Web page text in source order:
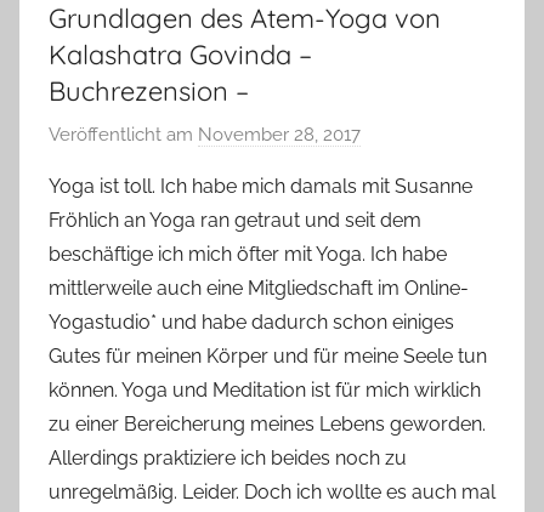
Grundlagen des Atem-Yoga von
Kalashatra Govinda –
Buchrezension –
Veröffentlicht am November 28, 2017
n
Y
v
o
n
n
e
Yoga ist toll. Ich habe mich damals mit Susanne
Fröhlich an Yoga ran getraut und seit dem
beschäftige ich mich öfter mit Yoga. Ich habe
mittlerweile auch eine Mitgliedschaft im Online-
Yogastudio* und habe dadurch schon einiges
Gutes für meinen Körper und für meine Seele tun
können. Yoga und Meditation ist für mich wirklich
zu einer Bereicherung meines Lebens geworden.
Allerdings praktiziere ich beides noch zu
unregelmäßig. Leider. Doch ich wollte es auch mal